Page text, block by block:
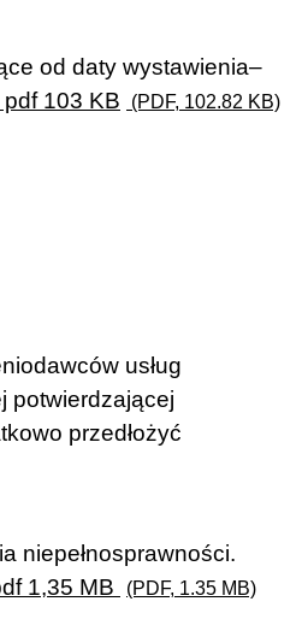
od daty wystawienia–
103 KB (PDF, 102.82 KB)
usług
potwierdzającej
przedłożyć
niepełnosprawności.
1,35 MB (PDF, 1.35 MB)